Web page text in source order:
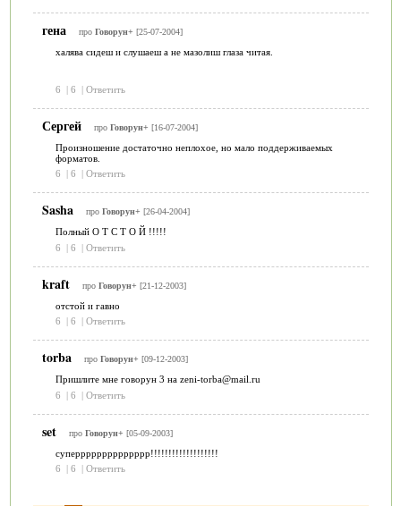
гена про Говорун+ [25-07-2004]
халява сидеш и слушаеш а не мазолиш глаза читая.
6 | 6 | Ответить
Сергей про Говорун+ [16-07-2004]
Произношение достаточно неплохое, но мало поддерживаемых
форматов.
6
| 6 | Ответить
Sasha про Говорун+ [26-04-2004]
Полный О Т С Т О Й !!!!!
6
| 6 | Ответить
kraft про Говорун+ [21-12-2003]
отстой и гавно
6
| 6 | Ответить
torba про Говорун+ [09-12-2003]
Пришлите мне говорун 3 на zeni-torba@mail.ru
6
| 6 | Ответить
set про Говорун+ [05-09-2003]
суперррррррррррррр!!!!!!!!!!!!!!!!!!!
6
| 6 | Ответить